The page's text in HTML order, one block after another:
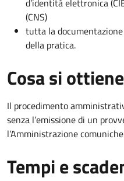
d’identità elettronica
(CNS)
tutta la
della pratica.
Cosa si ottiene
Il procedimento
senza l’emissione di un
l’Amministrazione
Tempi e